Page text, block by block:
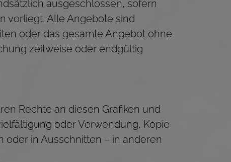
ausgeschlossen, sofern
vorliegt. Alle Angebote sind
oder das gesamte Angebot ohne
zeitweise oder endgültig
Rechte an diesen Grafiken und
oder Verwendung, Kopie
oder in Ausschnitten – in anderen